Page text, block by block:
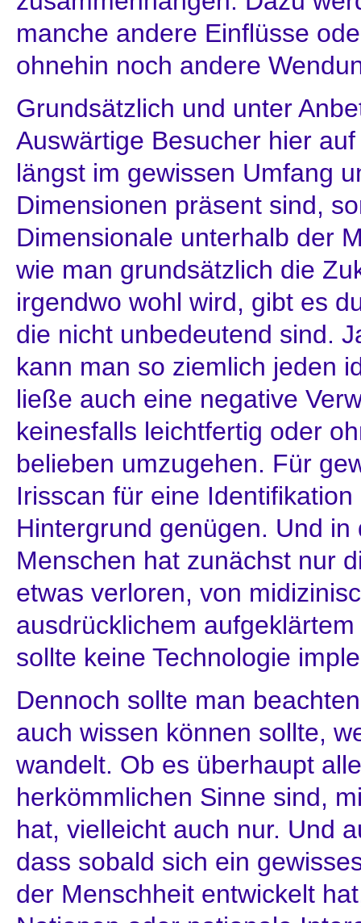
manche andere Einflüsse
ohnehin noch andere
Grundsätzlich und unter
Auswärtige Besucher hier
längst im gewissen Umfang
Dimensionen präsent sind,
Dimensionale unterhalb der
wie man grundsätzlich die
irgendwo wohl wird, gibt es
die nicht unbedeutend sind.
kann man so ziemlich jeden
ließe auch eine negative
keinesfalls leichtfertig oder
belieben umzugehen. Für
Irisscan für eine
Hintergrund genügen. Und in
Menschen hat zunächst nur
etwas verloren, von
ausdrücklichem
sollte keine Technologie
Dennoch sollte man
auch wissen können sollte,
wandelt. Ob es überhaupt
herkömmlichen Sinne sind,
hat, vielleicht auch nur. Und
dass sobald sich ein
der Menschheit entwickelt